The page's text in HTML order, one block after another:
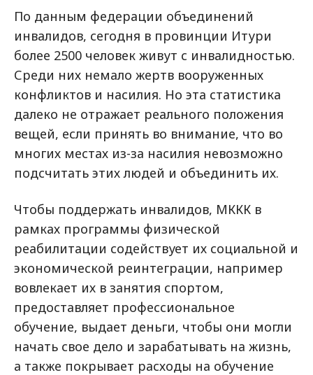
По данным федерации объединений
инвалидов, сегодня в провинции Итури
более 2500 человек живут с инвалидностью.
Среди них немало жертв вооруженных
конфликтов и насилия. Но эта статистика
далеко не отражает реального положения
вещей, если принять во внимание, что во
многих местах из-за насилия невозможно
подсчитать этих людей и объединить их.
Чтобы поддержать инвалидов, МККК в
рамках программы физической
реабилитации содействует их социальной и
экономической реинтеграции, например
вовлекает их в занятия спортом,
предоставляет профессиональное
обучение, выдает деньги, чтобы они могли
начать свое дело и зарабатывать на жизнь,
а также покрывает расходы на обучение